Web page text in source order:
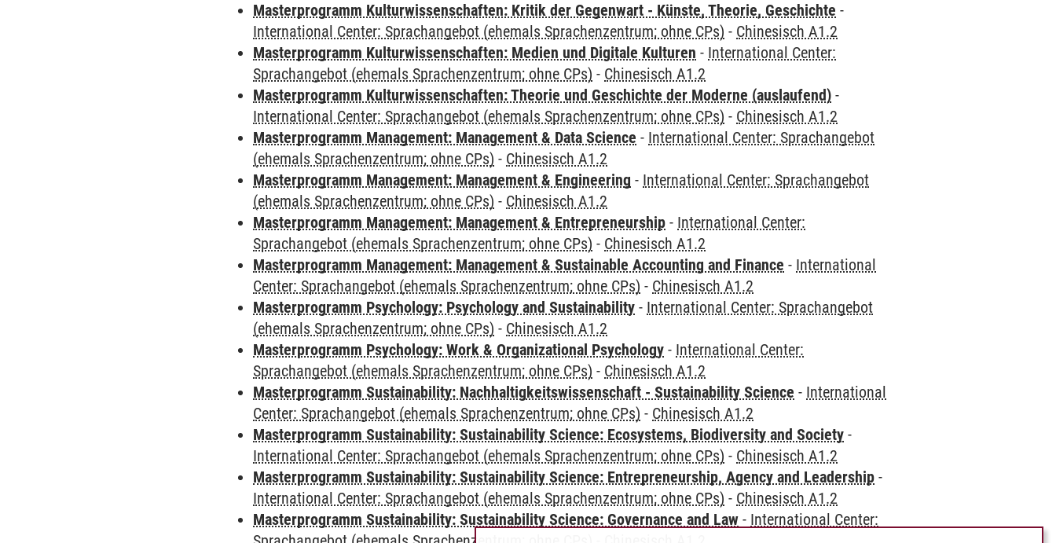
Masterprogramm Kulturwissenschaften: Kritik der Gegenwart - Künste, Theorie, Geschichte -
International Center: Sprachangebot (ehemals Sprachenzentrum; ohne CPs) - Chinesisch A1.2
Masterprogramm Kulturwissenschaften: Medien und Digitale Kulturen - International Center:
Sprachangebot (ehemals Sprachenzentrum; ohne CPs) - Chinesisch A1.2
Masterprogramm Kulturwissenschaften: Theorie und Geschichte der Moderne (auslaufend) -
International Center: Sprachangebot (ehemals Sprachenzentrum; ohne CPs) - Chinesisch A1.2
Masterprogramm Management: Management & Data Science - International Center: Sprachangebot
(ehemals Sprachenzentrum; ohne CPs) - Chinesisch A1.2
Masterprogramm Management: Management & Engineering - International Center: Sprachangebot
(ehemals Sprachenzentrum; ohne CPs) - Chinesisch A1.2
Masterprogramm Management: Management & Entrepreneurship - International Center:
Sprachangebot (ehemals Sprachenzentrum; ohne CPs) - Chinesisch A1.2
Masterprogramm Management: Management & Sustainable Accounting and Finance - International
Center: Sprachangebot (ehemals Sprachenzentrum; ohne CPs) - Chinesisch A1.2
Masterprogramm Psychology: Psychology and Sustainability - International Center: Sprachangebot
(ehemals Sprachenzentrum; ohne CPs) - Chinesisch A1.2
Masterprogramm Psychology: Work & Organizational Psychology - International Center:
Sprachangebot (ehemals Sprachenzentrum; ohne CPs) - Chinesisch A1.2
Masterprogramm Sustainability: Nachhaltigkeitswissenschaft - Sustainability Science - International
Center: Sprachangebot (ehemals Sprachenzentrum; ohne CPs) - Chinesisch A1.2
Masterprogramm Sustainability: Sustainability Science: Ecosystems, Biodiversity and Society -
International Center: Sprachangebot (ehemals Sprachenzentrum; ohne CPs) - Chinesisch A1.2
Masterprogramm Sustainability: Sustainability Science: Entrepreneurship, Agency and Leadership -
International Center: Sprachangebot (ehemals Sprachenzentrum; ohne CPs) - Chinesisch A1.2
Masterprogramm Sustainability: Sustainability Science: Governance and Law - International Center: